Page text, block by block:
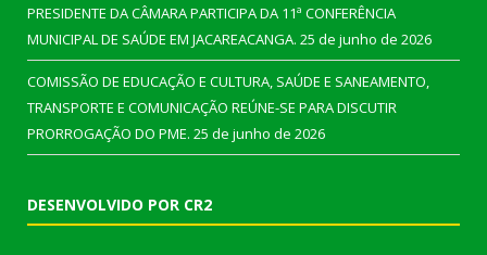
PRESIDENTE DA CÂMARA PARTICIPA DA 11ª CONFERÊNCIA
MUNICIPAL DE SAÚDE EM JACAREACANGA. 25 de junho de 2026
COMISSÃO DE EDUCAÇÃO E CULTURA, SAÚDE E SANEAMENTO,
TRANSPORTE E COMUNICAÇÃO REÚNE-SE PARA DISCUTIR
PRORROGAÇÃO DO PME. 25 de junho de 2026
DESENVOLVIDO POR CR2